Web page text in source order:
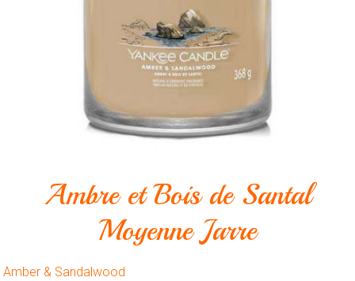
Ambre et Bois de Santal
Moyenne Jarre
Amber & Sandalwood